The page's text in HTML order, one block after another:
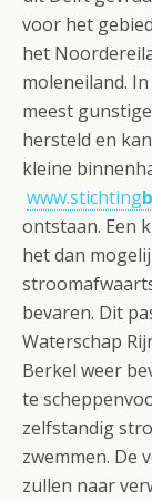
voor het
het
moleneiland.
meest
hersteld en
kleine
www.stichting
ontstaan. Een
het dan
bevaren. Dit
Waterschap
Berkel weer
te
zelfstandig
zwemmen. De
zullen naar